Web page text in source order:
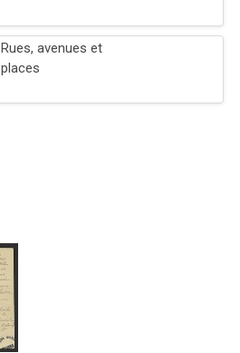
Rues, avenues et
places